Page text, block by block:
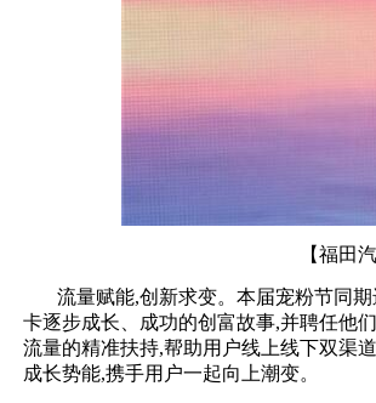
【福田
流量赋能,创新求变。本届宠粉节同
卡逐步成长、成功的创富故事,并聘任他
流量的精准扶持,帮助用户线上线下双渠
成长势能,携手用户一起向上潮变。